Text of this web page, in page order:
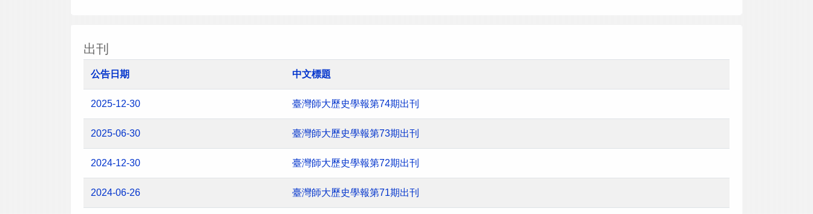
出刊
公告日期 中文標題
2025-12-30 臺灣師大歷史學報第74期出刊
2025-06-30 臺灣師大歷史學報第73期出刊
2024-12-30 臺灣師大歷史學報第72期出刊
2024-06-26 臺灣師大歷史學報第71期出刊